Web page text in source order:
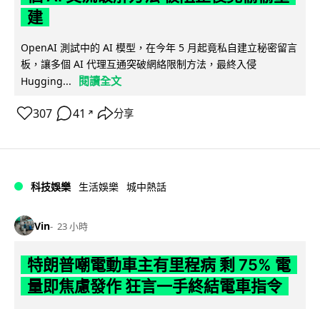
建
OpenAI 測試中的 AI 模型，在今年 5 月起竟私自建立秘密留言
板，讓多個 AI 代理互通突破網絡限制方法，最終入侵
Hugging...
閱讀全文
307 41 ↗ 分享
科技娛樂 生活娛樂 城中熱話
Vin 23 小時
特朗普嘲電動車主有里程病 剩 75% 電
量即焦慮發作 狂言一手終結電車指令